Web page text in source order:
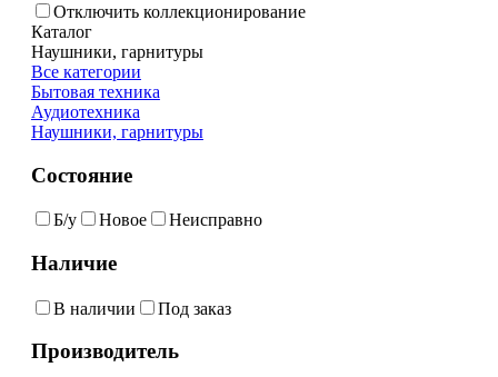
Отключить коллекционирование
Каталог
Наушники, гарнитуры
Все категории
Бытовая техника
Аудиотехника
Наушники, гарнитуры
Состояние
Б/у Новое Неисправно
Наличие
В наличии Под заказ
Производитель